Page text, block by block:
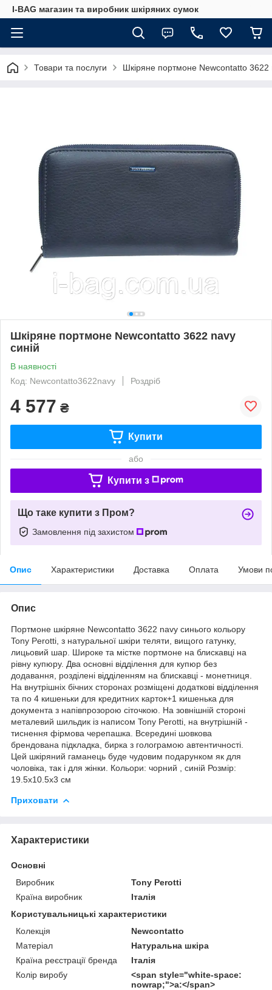
I-BAG магазин та виробник шкіряних сумок
Товари та послуги Шкіряне портмоне Newcontatto 3622
Шкіряне портмоне Newcontatto 3622 navy
синій
В наявності
Код: Newcontatto3622navy
Роздріб
4 577 ₴
Купити
або
Купити з
Що таке купити з Пром?
Замовлення під захистом
Опис Характеристики Доставка Оплата Умови
Опис
Портмоне шкіряне Newcontatto 3622 navy синього кольору
Tony Perotti, з натуральної шкіри теляти, вищого гатунку,
лицьовий шар. Широке та містке портмоне на блискавці на
рівну купюру. Два основні відділення для купюр без
додавання, розділені відділенням на блискавці - монетниця.
На внутрішніх бічних сторонах розміщені додаткові відділення
та по 4 кишеньки для кредитних карток+1 кишенька для
документа з напівпрозорою сіточкою. На зовнішній стороні
металевий шильдик із написом Tony Perotti, на внутрішній -
тиснення фірмова черепашка. Всередині шовкова
брендована підкладка, бирка з голограмою автентичності.
Цей шкіряний гаманець буде чудовим подарунком як для
чоловіка, так і для жінки. Кольори: чорний , синій Розмір:
19.5x10.5x3 см
Приховати
Характеристики
Основні
Виробник
Tony Perotti
Країна виробник
Італія
Користувальницькі характеристики
Колекція
Newcontatto
Матеріал
Натуральна шкіра
Країна реєстрації бренда
Італія
Колір виробу
<span style="white-space:
nowrap;">а:</span>